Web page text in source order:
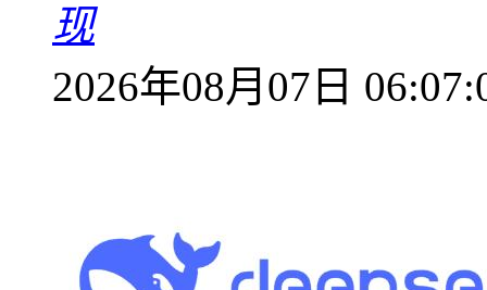
现
2026年08月07日